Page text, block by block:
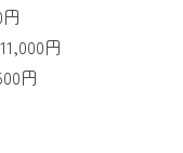
円
円